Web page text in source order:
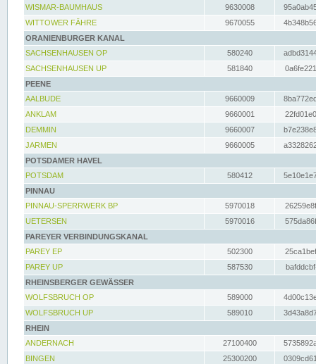
WISMAR-BAUMHAUS
9630008
WITTOWER FÄHRE
9670055
ORANIENBURGER KANAL
SACHSENHAUSEN OP
580240
SACHSENHAUSEN UP
581840
PEENE
AALBUDE
9660009
ANKLAM
9660001
DEMMIN
9660007
JARMEN
9660005
POTSDAMER HAVEL
POTSDAM
580412
PINNAU
PINNAU-SPERRWERK BP
5970018
UETERSEN
5970016
PAREYER VERBINDUNGSKANAL
PAREY EP
502300
PAREY UP
587530
RHEINSBERGER GEWÄSSER
WOLFSBRUCH OP
589000
WOLFSBRUCH UP
589010
RHEIN
ANDERNACH
27100400
BINGEN
25300200